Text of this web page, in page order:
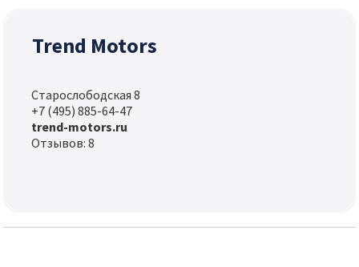
Trend Motors
Старослободская 8
+7 (495) 885-64-47
trend-motors.ru
Отзывов: 8